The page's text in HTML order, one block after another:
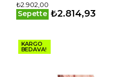
₺2.902,00
Sepette ₺2.814,93
KARGO
BEDAVA!